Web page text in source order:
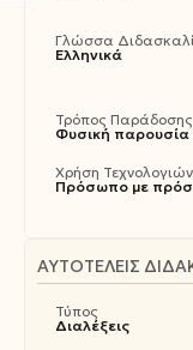
Γλώσσα
Ελληνικά
Τρόπος Παράδοσης
Φυσική
Χρήση
Πρόσωπο με
ΑΥΤΟΤΕΛΕΊΣ
Τύπος
Διαλέξεις